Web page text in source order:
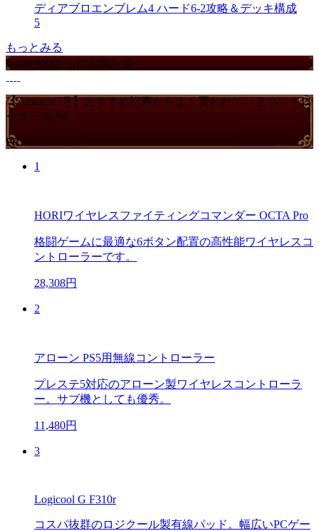
ディアブロエンブレム4 ハード6-2攻略＆デッキ構成
5
もっとみる
GameWithからのお知らせ
【Amazon7月】おすすめ記事からよく買われているコントロ
ーラーTOP4
PR
1
HORIワイヤレスファイティングコマンダー OCTA Pro
格闘ゲームに最適な6ボタン配置の高性能ワイヤレスコ
ントローラーです。
28,308円
2
アローン PS5用無線コントローラー
プレステ5対応のアローン製ワイヤレスコントローラ
ー。サブ機としても優秀。
11,480円
3
Logicool G F310r
コスパ抜群のロジクール製有線パッド。幅広いPCゲー